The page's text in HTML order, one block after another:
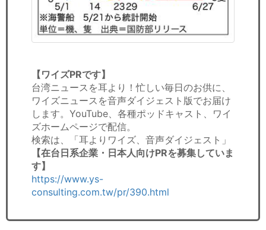
【ワイズPRです】
台湾ニュースを耳より！忙しい毎日のお供に、
ワイズニュースを音声ダイジェスト版でお届け
します。YouTube、各種ポッドキャスト、ワイ
ズホームページで配信。
検索は、「耳よりワイズ、音声ダイジェスト」
【在台日系企業・日本人向けPRを募集していま
す】
https://www.ys-
consulting.com.tw/pr/390.html